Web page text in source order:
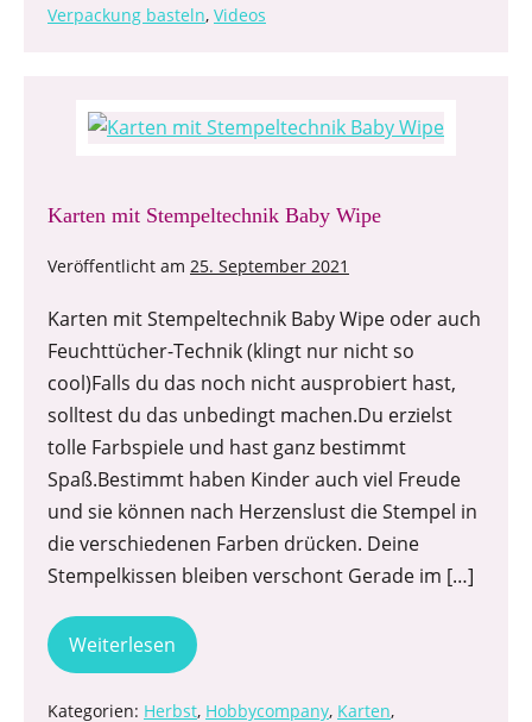
Verpackung basteln, Videos
Karten mit Stempeltechnik Baby Wipe
Veröffentlicht am 25. September 2021
Karten mit Stempeltechnik Baby Wipe oder auch
Feuchttücher-Technik (klingt nur nicht so
cool)Falls du das noch nicht ausprobiert hast,
solltest du das unbedingt machen.Du erzielst
tolle Farbspiele und hast ganz bestimmt
Spaß.Bestimmt haben Kinder auch viel Freude
und sie können nach Herzenslust die Stempel in
die verschiedenen Farben drücken. Deine
Stempelkissen bleiben verschont Gerade im […]
Weiterlesen
Kategorien: Herbst, Hobbycompany, Karten,